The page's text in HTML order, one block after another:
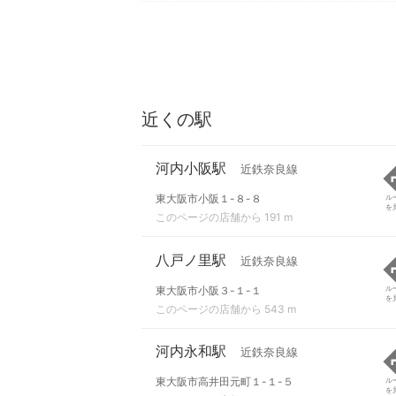
近くの駅
河内小阪駅 近鉄奈良線
東大阪市小阪１-８-８
このページの店舗から 191 m
ル
を
八戸ノ里駅 近鉄奈良線
東大阪市小阪３-１-１
このページの店舗から 543 m
ル
を
河内永和駅 近鉄奈良線
東大阪市高井田元町１-１-５
ル
を